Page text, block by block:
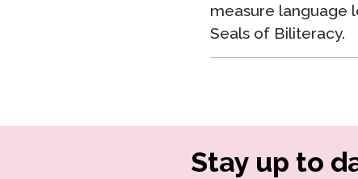
measure language
Seals of Biliteracy.
Stay up to